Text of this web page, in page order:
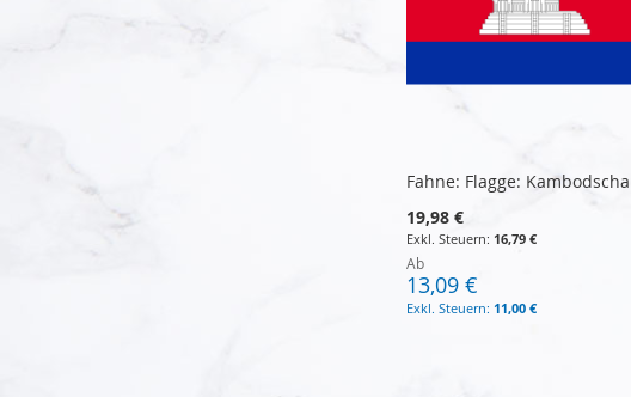
Fahne: Flagge: Kambodscha
19,98 €
16,79 €
Ab
13,09 €
11,00 €